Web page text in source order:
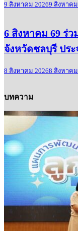
9 สิงหาคม 20269 สิงหาคม
6 สิงหาคม 69 ร่
จังหวัดชลบุรี ประ
8 สิงหาคม 20268 สิงหาคม
บทความ